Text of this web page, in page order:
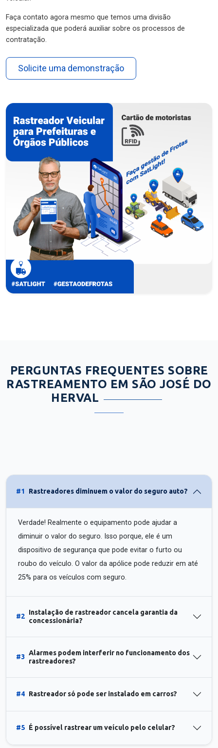
Faça contato agora mesmo que temos uma divisão
especializada que poderá auxiliar sobre os processos de
contratação.
Solicite uma demonstração
PERGUNTAS FREQUENTES SOBRE
RASTREAMENTO EM SÃO JOSÉ DO
HERVAL
#1 Rastreadores diminuem o valor do seguro auto?
Verdade! Realmente o equipamento pode ajudar a
diminuir o valor do seguro. Isso porque, ele é um
dispositivo de segurança que pode evitar o furto ou
roubo do veículo. O valor da apólice pode reduzir em até
25% para os veículos com seguro.
#2
Instalação de rastreador cancela garantia da
concessionária?
#3
Alarmes podem interferir no funcionamento dos
rastreadores?
#4 Rastreador só pode ser instalado em carros?
#5 É possível rastrear um veículo pelo celular?